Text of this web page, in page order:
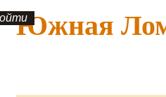
Южная